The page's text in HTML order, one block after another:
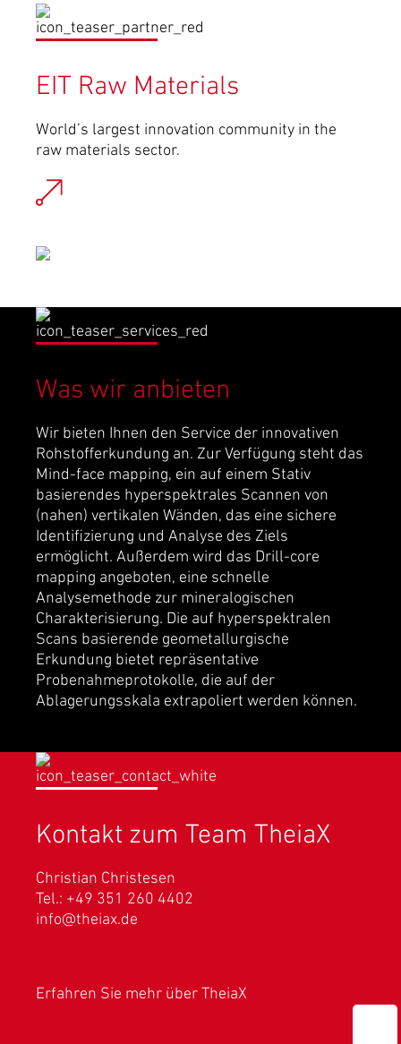
EIT Raw Materials
World’s largest innovation community in the
raw materials sector.
Was wir anbieten
Wir bieten Ihnen den Service der innovativen
Rohstofferkundung an. Zur Verfügung steht das
Mind-face mapping, ein auf einem Stativ
basierendes hyperspektrales Scannen von
(nahen) vertikalen Wänden, das eine sichere
Identifizierung und Analyse des Ziels
ermöglicht. Außerdem wird das Drill-core
mapping angeboten, eine schnelle
Analysemethode zur mineralogischen
Charakterisierung. Die auf hyperspektralen
Scans basierende geometallurgische
Erkundung bietet repräsentative
Probenahmeprotokolle, die auf der
Ablagerungsskala extrapoliert werden können.
Kontakt zum Team TheiaX
Christian Christesen
Tel.: +49 351 260 4402
info@theiax.de
Erfahren Sie mehr über TheiaX